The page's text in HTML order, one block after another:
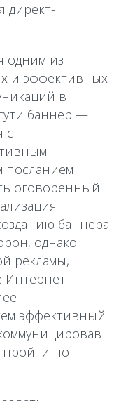
директ-
одним из
и эффективных
в
баннер —
с
посланием
оговоренный
баннера
однако
рекламы,
эффективный
пройти по